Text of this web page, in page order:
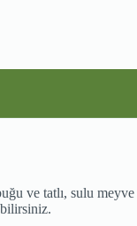
ve tatlı, sulu meyve